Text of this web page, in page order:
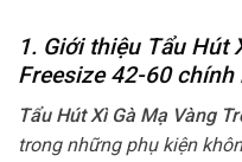
1. Giới thiệu Tẩu Hút
Freesize 42-60 chính
Tẩu Hút Xì Gà Mạ Vàng
trong những phụ kiện